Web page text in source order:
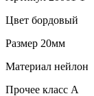
Цвет бордовый
Размер 20мм
Материал нейлон
Прочее класс А